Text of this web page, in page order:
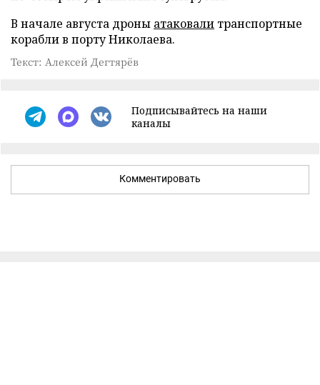
В начале августа дроны атаковали транспортные
корабли в порту Николаева.
Текст: Алексей Дегтярёв
Подписывайтесь на наши
каналы
Комментировать